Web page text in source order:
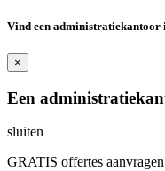
Vind een administratiekantoor
×
Een
sluiten
GRATIS offertes aanvragen